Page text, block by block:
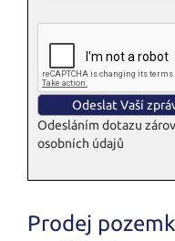
Odesláním dotazu
osobních údajů
Prodej